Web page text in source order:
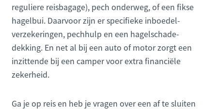
reguliere reisbagage), pech onderweg, of een fikse
hagelbui. Daarvoor zijn er specifieke inboedel­
verzekeringen, pechhulp en een hagel­schade­
dekking. En net al bij een auto of motor zorgt een
inzittende bij een camper voor extra financiële
zekerheid.
Ga je op reis en heb je vragen over een af te sluiten